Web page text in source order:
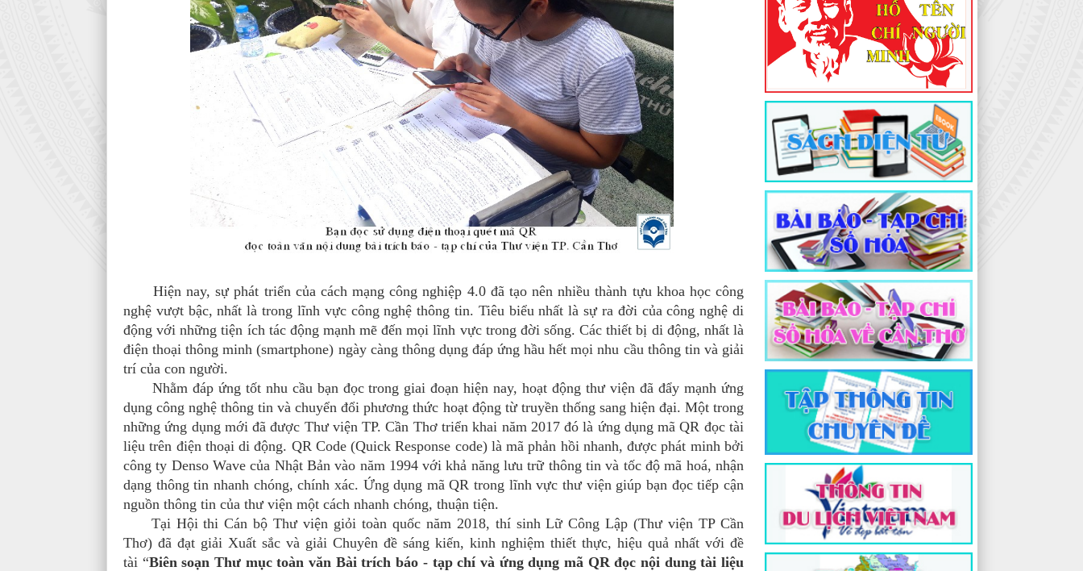
Hiện nay, sự phát triển của cách mạng công nghiệp 4.0 đã tạo nên nhiều thành tựu khoa học công
nghệ vượt bậc, nhất là trong lĩnh vực công nghệ thông tin. Tiêu biểu nhất là sự ra đời của công nghệ di
động với những tiện ích tác động mạnh mẽ đến mọi lĩnh vực trong đời sống. Các thiết bị di động, nhất là
điện thoại thông minh (smartphone) ngày càng thông dụng đáp ứng hầu hết mọi nhu cầu thông tin và giải
trí của con người.
Nhằm đáp ứng tốt nhu cầu bạn đọc trong giai đoạn hiện nay, hoạt động thư viện đã đẩy mạnh ứng
dụng công nghệ thông tin và chuyển đổi phương thức hoạt động từ truyền thống sang hiện đại. Một trong
những ứng dụng mới đã được Thư viện TP. Cần Thơ triển khai năm 2017 đó là ứng dụng mã QR đọc tài
liệu trên điện thoại di động. QR Code (Quick Response code) là mã phản hồi nhanh, được phát minh bởi
công ty Denso Wave của Nhật Bản vào năm 1994 với khả năng lưu trữ thông tin và tốc độ mã hoá, nhận
dạng thông tin nhanh chóng, chính xác. Ứng dụng mã QR trong lĩnh vực thư viện giúp bạn đọc tiếp cận
nguồn thông tin của thư viện một cách nhanh chóng, thuận tiện.
Tại Hội thi Cán bộ Thư viện giỏi toàn quốc năm 2018, thí sinh Lữ Công Lập (Thư viện TP Cần
Thơ) đã đạt giải Xuất sắc và giải Chuyên đề sáng kiến, kinh nghiệm thiết thực, hiệu quả nhất với đề
tài “Biên soạn Thư mục toàn văn Bài trích báo - tạp chí và ứng dụng mã QR đọc nội dung tài liệu